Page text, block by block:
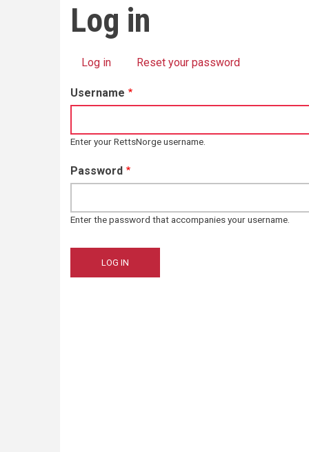
Log in
tabs
Log in (active tab)
Reset your password
Username
Enter your RettsNorge username.
Password
Enter the password that accompanies your username.